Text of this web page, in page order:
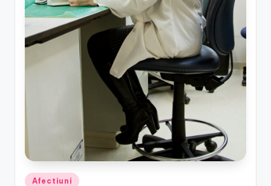
Posted
Afectiuni